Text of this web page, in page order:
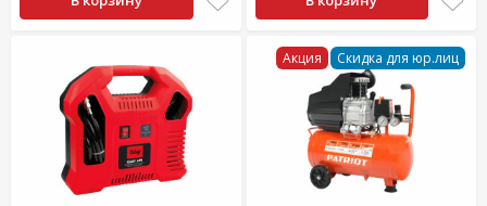
Акция Скидка для юр.лиц